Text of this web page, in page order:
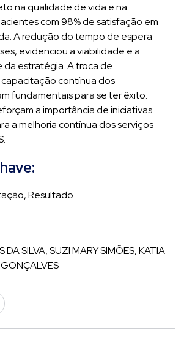
na qualidade de vida e na
com 98% de satisfação em
A redução do tempo de espera
evidenciou a viabilidade e a
estratégia. A troca de
contínua dos
fundamentais para se ter êxito.
a importância de iniciativas
a melhoria contínua dos serviços
Resultado
DA SILVA, SUZI MARY SIMÕES, KATIA